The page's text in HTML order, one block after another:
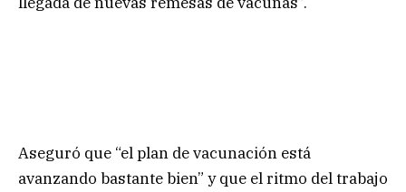
Aseguró que “el plan de vacunación está
avanzando bastante bien” y que el ritmo del trabajo